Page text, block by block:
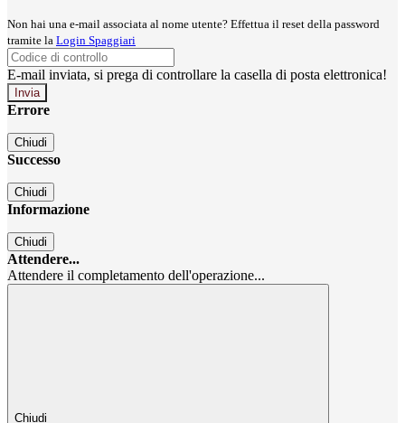
Non hai una e-mail associata al nome utente? Effettua il reset della password
tramite la Login Spaggiari
E-mail inviata, si prega di controllare la casella di posta elettronica!
Errore
Chiudi
Successo
Chiudi
Informazione
Chiudi
Attendere...
Attendere il completamento dell'operazione...
Chiudi